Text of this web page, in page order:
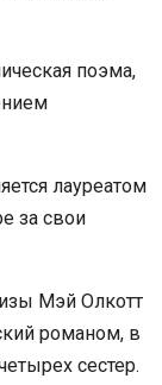
поэма,
лауреатом
за свои
Мэй Олкотт
романом, в
сестер.